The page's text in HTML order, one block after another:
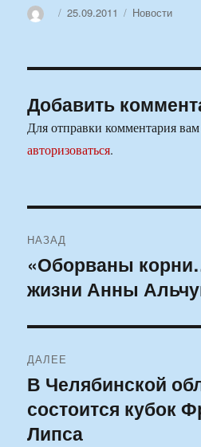
АвторОпубликовано
25.09.2011 Рубрики
Новости
Добавить
Для отправки комментария
авторизоваться.
по
записям
НАЗАД
Предыдущая
запись:
«Оборваны
жизни Анны
ДАЛЕЕ
Следующая
запись:
В Челябинской
состоится кубок
Липса